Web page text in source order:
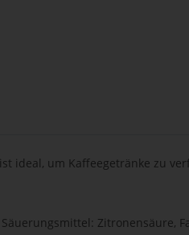
ideal, um Kaffeegetränke zu
Säuerungsmittel: Zitronensäure,